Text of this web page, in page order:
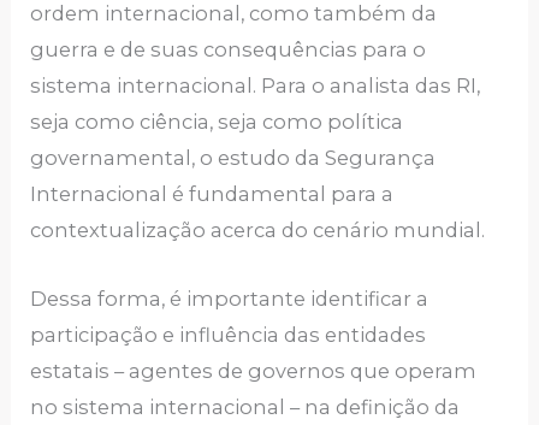
ordem internacional, como também da
guerra e de suas consequências para o
sistema internacional. Para o analista das RI,
seja como ciência, seja como política
governamental, o estudo da Segurança
Internacional é fundamental para a
contextualização acerca do cenário mundial.
Dessa forma, é importante identificar a
participação e influência das entidades
estatais – agentes de governos que operam
no sistema internacional – na definição da